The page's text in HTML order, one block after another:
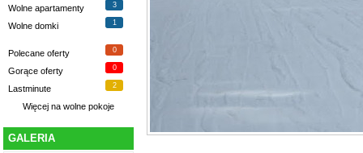
Wolne apartamenty 3
Wolne domki 1
Polecane oferty 0
Gorące oferty 0
Lastminute 2
Więcej na wolne pokoje
GALERIA